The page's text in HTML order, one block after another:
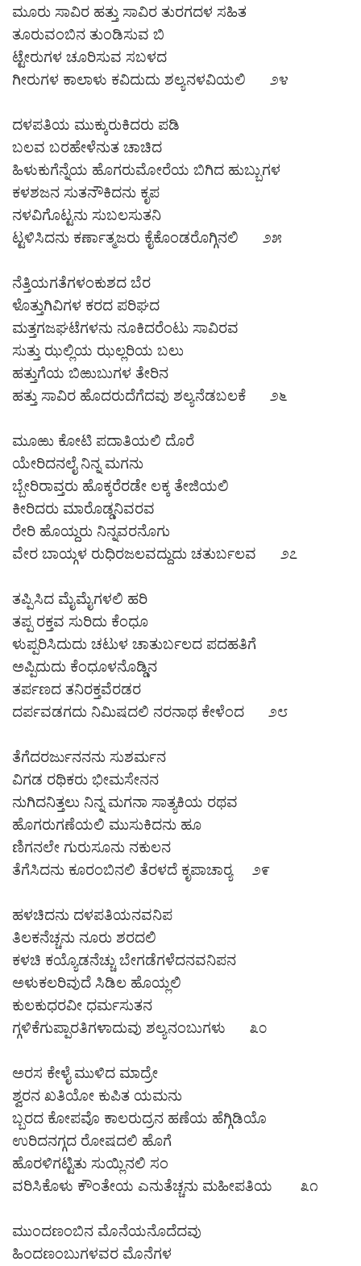
ಮೂರು ಸಾವಿರ ಹತ್ತು ಸಾವಿರ ತುರಗದಳ ಸಹಿತ
ತೂರುವಂಬಿನ ತುಂಡಿಸುವ ಬಿ
ಟ್ಟೇರುಗಳ ಚೂರಿಸುವ ಸಬಳದ
ಗೀರುಗಳ ಕಾಲಾಳು ಕವಿದುದು ಶಲ್ಯನಳವಿಯಲಿ ೨೪
ದಳಪತಿಯ ಮುಕ್ಕುರುಕಿದರು ಪಡಿ
ಬಲವ ಬರಹೇಳೆನುತ ಚಾಚಿದ
ಹಿಳುಕುಗೆನ್ನೆಯ ಹೊಗರುಮೋರೆಯ ಬಿಗಿದ ಹುಬ್ಬುಗಳ
ಕಳಶಜನ ಸುತನೌಕಿದನು ಕೃಪ
ನಳವಿಗೊಟ್ಟನು ಸುಬಲಸುತನಿ
ಟ್ಟಳಿಸಿದನು ಕರ್ಣಾತ್ಮಜರು ಕೈಕೊಂಡರೊಗ್ಗಿನಲಿ ೨೫
ನೆತ್ತಿಯಗತೆಗಳಂಕುಶದ ಬೆರ
ಳೊತ್ತುಗಿವಿಗಳ ಕರದ ಪರಿಘದ
ಮತ್ತಗಜಘಟೆಗಳನು ನೂಕಿದರೆಂಟು ಸಾವಿರವ
ಸುತ್ತು ಝಲ್ಲಿಯ ಝಲ್ಲರಿಯ ಬಲು
ಹತ್ತುಗೆಯ ಬಿಱುಬುಗಳ ತೇರಿನ
ಹತ್ತು ಸಾವಿರ ಹೊದರುದೆಗೆದವು ಶಲ್ಯನೆಡಬಲಕೆ ೨೬
ಮೂಱು ಕೋಟಿ ಪದಾತಿಯಲಿ ದೊರೆ
ಯೇರಿದನಲೈ ನಿನ್ನ ಮಗನು
ಬ್ಬೇರಿರಾವ್ತರು ಹೊಕ್ಕರೆರಡೇ ಲಕ್ಕ ತೇಜಿಯಲಿ
ಕೀರಿದರು ಮಾರೊಡ್ಡನಿವರವ
ರೇರಿ ಹೊಯ್ದರು ನಿನ್ನವರನೊಗು
ವೇರ ಬಾಯ್ಗಳ ರುಧಿರಜಲವದ್ದುದು ಚತುರ್ಬಲವ ೨೭
ತಪ್ಪಿಸಿದ ಮೈಮೈಗಳಲಿ ಹರಿ
ತಪ್ಪ ರಕ್ತವ ಸುರಿದು ಕೆಂಧೂ
ಳುಪ್ಪರಿಸಿದುದು ಚಟುಳ ಚಾತುರ್ಬಲದ ಪದಹತಿಗೆ
ಅಪ್ಪಿದುದು ಕೆಂಧೂಳನೊಡ್ಡಿನ
ತರ್ಪಣದ ತನಿರಕ್ತವೆರಡರ
ದರ್ಪವಡಗದು ನಿಮಿಷದಲಿ ನರನಾಥ ಕೇಳೆಂದ ೨೮
ತೆಗೆದರರ್ಜುನನನು ಸುಶರ್ಮನ
ವಿಗಡ ರಥಿಕರು ಭೀಮಸೇನನ
ನುಗಿದನಿತ್ತಲು ನಿನ್ನ ಮಗನಾ ಸಾತ್ಯಕಿಯ ರಥವ
ಹೊಗರುಗಣೆಯಲಿ ಮುಸುಕಿದನು ಹೂ
ಣಿಗನಲೇ ಗುರುಸೂನು ನಕುಲನ
ತೆಗೆಸಿದನು ಕೂರಂಬಿನಲಿ ತೆರಳದೆ ಕೃಪಾಚಾರ‍್ಯ ೨೯
ಹಳಚಿದನು ದಳಪತಿಯನವನಿಪ
ತಿಲಕನೆಚ್ಚನು ನೂರು ಶರದಲಿ
ಕಳಚಿ ಕಯ್ಯೊಡನೆಚ್ಚು ಬೇಗಡೆಗಳೆದನವನಿಪನ
ಅಳುಕಲರಿವುದೆ ಸಿಡಿಲ ಹೊಯ್ಲಲಿ
ಕುಲಕುಧರವೀ ಧರ್ಮಸುತನ
ಗ್ಗಳಿಕೆಗುಪ್ಪಾರತಿಗಳಾದುವು ಶಲ್ಯನಂಬುಗಳು ೩೦
ಅರಸ ಕೇಳೈ ಮುಳಿದ ಮಾದ್ರೇ
ಶ್ವರನ ಖತಿಯೋ ಕುಪಿತ ಯಮನು
ಬ್ಬರದ ಕೋಪವೊ ಕಾಲರುದ್ರನ ಹಣೆಯ ಹೆಗ್ಗಿಡಿಯೊ
ಉರಿದನಗ್ಗದ ರೋಷದಲಿ ಹೊಗೆ
ಹೊರಳಿಗಟ್ಟಿತು ಸುಯ್ಲಿನಲಿ ಸಂ
ವರಿಸಿಕೊಳು ಕೌಂತೇಯ ಎನುತೆಚ್ಚನು ಮಹೀಪತಿಯ ೩೧
ಮುಂದಣಂಬಿನ ಮೊನೆಯನೊದೆದವು
ಹಿಂದಣಂಬುಗಳವರ ಮೊನೆಗಳ